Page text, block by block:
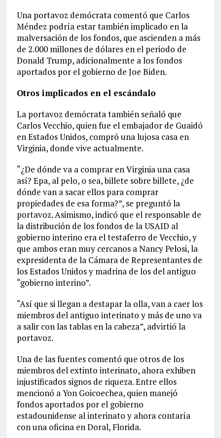
Una portavoz demócrata comentó que Carlos
Méndez podría estar también implicado en la
malversación de los fondos, que ascienden a más
de 2.000 millones de dólares en el periodo de
Donald Trump, adicionalmente a los fondos
aportados por el gobierno de Joe Biden.
Otros implicados en el escándalo
La portavoz demócrata también señaló que
Carlos Vecchio, quien fue el embajador de Guaidó
en Estados Unidos, compró una lujosa casa en
Virginia, donde vive actualmente.
“¿De dónde va a comprar en Virginia una casa
así? Epa, al pelo, o sea, billete sobre billete, ¿de
dónde van a sacar ellos para comprar
propiedades de esa forma?”, se preguntó la
portavoz. Asimismo, indicó que el responsable de
la distribución de los fondos de la USAID al
gobierno interino era el testaferro de Vecchio, y
que ambos eran muy cercanos a Nancy Pelosi, la
expresidenta de la Cámara de Representantes de
los Estados Unidos y madrina de los del antiguo
“gobierno interino”.
“Así que si llegan a destapar la olla, van a caer los
miembros del antiguo interinato y más de uno va
a salir con las tablas en la cabeza”, advirtió la
portavoz.
Una de las fuentes comentó que otros de los
miembros del extinto interinato, ahora exhiben
injustificados signos de riqueza. Entre ellos
mencionó a Yon Goicoechea, quien manejó
fondos aportados por el gobierno
estadounidense al interinato y ahora contaría
con una oficina en Doral, Florida.